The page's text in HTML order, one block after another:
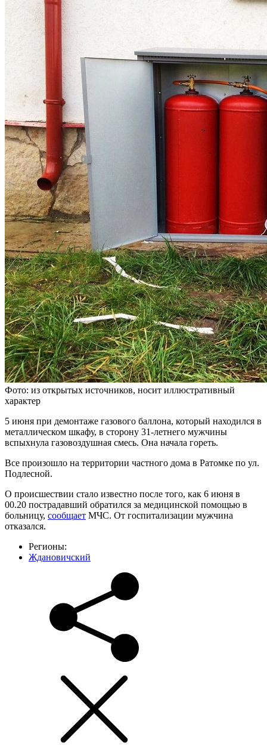
Фото: из открытых источников, носит иллюстративный
характер
5 июня при демонтаже газового баллона, который находился в
металлическом шкафу, в сторону 31-летнего мужчины
вспыхнула газовоздушная смесь. Она начала гореть.
Все произошло на территории частного дома в Ратомке по ул.
Подлесной.
О происшествии стало известно после того, как 6 июня в
00.20 пострадавший обратился за медицинской помощью в
больницу, сообщает МЧС. От госпитализации мужчина
отказался.
Регионы:
Ждановичский